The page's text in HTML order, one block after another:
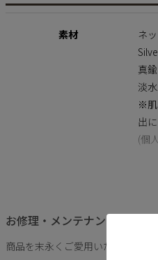
※パールの形状、てり、えくぼ等
素材
ネ
真鍮
淡
※肌
出
(個
サイズ
お修理・メンテナンス
商品を末永くご愛用いただくため